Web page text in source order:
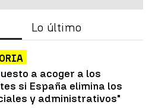
Lo último
a acoger a los
si España elimina los
y administrativos"